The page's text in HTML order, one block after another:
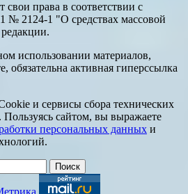
свои права в соответствии с
№ 2124-1 "О средствах массовой
использовании материалов,
обязательна активная гиперссылка
и сервисы сбора технических
Пользуясь сайтом, вы выражаете
персональных данных и